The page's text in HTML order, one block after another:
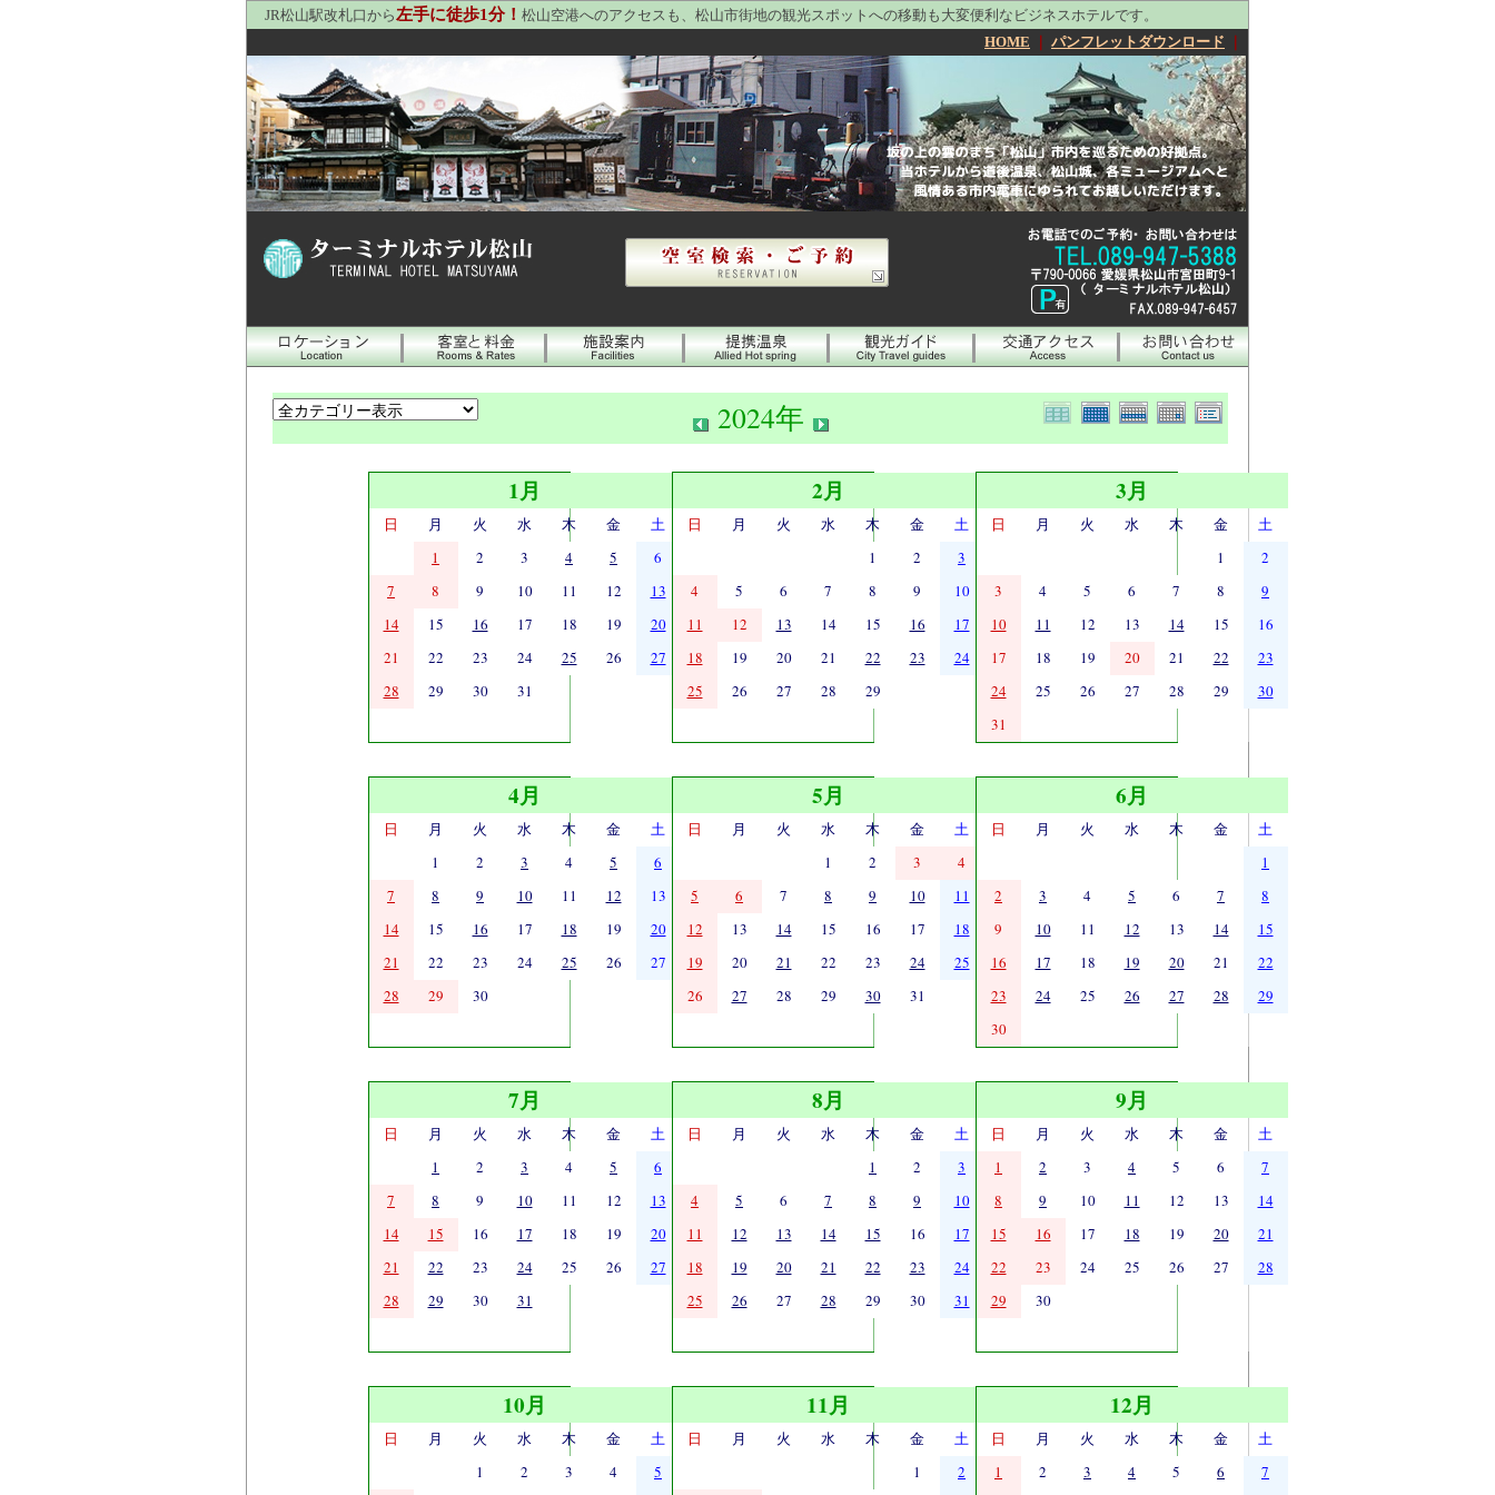
JR松山駅改札口から左手に徒歩1分！ 松山空港へのアクセスも、松山市街地の観光スポットへの移動も大変便利なビジネスホテルです。
HOME
パンフレットダウンロード
2024年
1月
日 月 火 水 木 金
土
1
2 3 4 5
6
7
8 9 10 11 12
13
14
15 16 17 18 19
20
21
22 23 24 25 26
27
28
29 30 31
2月
日 月 火 水 木 金
土
1
2
3
4
5 6 7 8 9
10
11
12 13 14 15 16
17
18
19 20 21 22 23
24
25
26 27 28 29
3月
日 月 火 水 木 金
土
1
2
3
4 5 6 7 8
9
10
11 12 13 14 15
16
17
18 19 20 21 22
23
24
25 26 27 28 29
30
31
4月
日 月 火 水 木 金
土
1
2 3 4 5
6
7
8 9 10 11 12
13
14
15 16 17 18 19
20
21
22 23 24 25 26
27
28
29 30
5月
日 月 火 水 木 金
土
1
2 3
4
5
6 7 8 9 10
11
12
13 14 15 16 17
18
19
20 21 22 23 24
25
26
27 28 29 30 31
6月
日 月 火 水 木 金
土
1
2
3 4 5 6 7
8
9
10 11 12 13 14
15
16
17 18 19 20 21
22
23
24 25 26 27 28
29
30
7月
日 月 火 水 木 金
土
1
2 3 4 5
6
7
8 9 10 11 12
13
14
15 16 17 18 19
20
21
22 23 24 25 26
27
28
29 30 31
8月
日 月 火 水 木 金
土
1
2
3
4
5 6 7 8 9
10
11
12 13 14 15 16
17
18
19 20 21 22 23
24
25
26 27 28 29 30 31
9月
日 月 火 水 木 金
土
1
2 3 4 5 6
7
8
9 10 11 12 13
14
15
16 17 18 19 20
21
22
23 24 25 26 27
28
29
30
10月
日 月 火 水 木 金
土
1
2 3 4 5
11月
日 月 火 水 木 金
土
1
2
12月
日 月 火 水 木 金
土
1
2 3 4 5 6 7